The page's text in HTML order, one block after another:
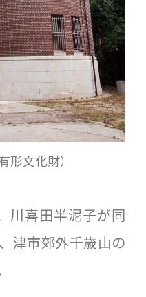
形文化財）
川喜田半泥子が同
津市郊外千歳山の